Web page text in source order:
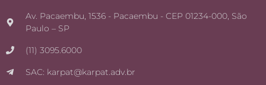
Av. Pacaembu, 1536 - Pacaembu - CEP 01234-000, São
Paulo – SP
(11) 3095.6000
SAC: karpat@karpat.adv.br